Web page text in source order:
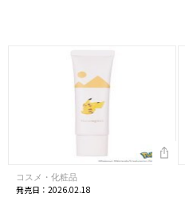
コスメ・化粧品
発売日：2026.02.18